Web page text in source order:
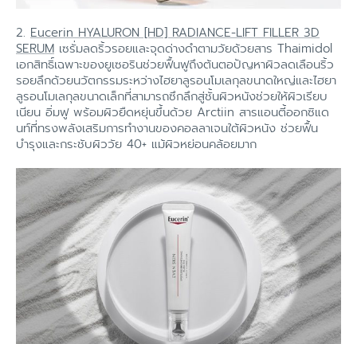
2. Eucerin HYALURON [HD] RADIANCE-LIFT FILLER 3D
SERUM เซรั่มลดริ้วรอยและจุดด่างดำตามวัยด้วยสาร Thaimidol
เอกสิทธิ์เฉพาะของยูเซอรินช่วยฟื้นฟูถึงต้นตอปัญหาผิวลดเลือนริ้ว
รอยลึกด้วยนวัตกรรมระหว่างไฮยาลูรอนโมเลกุลขนาดใหญ่และไฮยา
ลูรอนโมเลกุลขนาดเล็กที่สามารถซึกลึกสู่ชั้นผิวหนังช่วยให้ผิวเรียบ
เนียน อิ่มฟู พร้อมผิวยืดหยุ่นขึ้นด้วย Arctiin สารแอนตี้ออกซิแด
นท์ที่ทรงพลังเสริมการทำงานของคอลลาเจนใต้ผิวหนัง ช่วยฟื้น
บำรุงและกระชับผิววัย 40+ แม้ผิวหย่อนคล้อยมาก